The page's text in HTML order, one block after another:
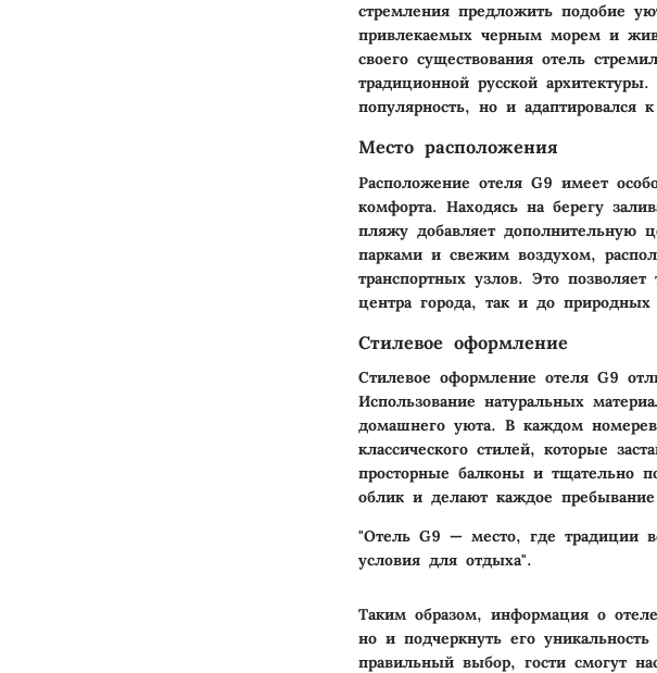
стремления предложить подобие
привлекаемых черным морем и
своего существования отель
традиционной русской
популярность, но и адаптировался
Место расположения
Расположение отеля G9 имеет
комфорта. Находясь на берегу
пляжу добавляет дополнительную
парками и свежим воздухом,
транспортных узлов. Это позволяет
центра города, так и до природных
Стилевое оформление
Стилевое оформление отеля G9
Использование натуральных
домашнего уюта. В каждом
классического стилей, которые
просторные балконы и тщательно
облик и делают каждое
"Отель G9 — место, где традиции
условия для отдыха".
Таким образом, информация о
но и подчеркнуть его
правильный выбор, гости смогут